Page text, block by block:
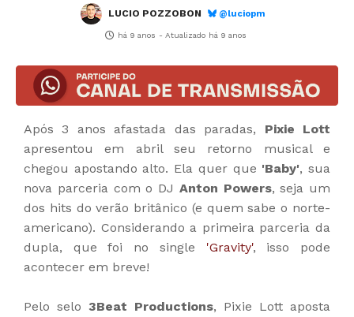
LUCIO POZZOBON @luciopm
há 9 anos - Atualizado há 9 anos
Após 3 anos afastada das paradas, Pixie Lott
apresentou em abril seu retorno musical e
chegou apostando alto. Ela quer que 'Baby', sua
nova parceria com o DJ Anton Powers, seja um
dos hits do verão britânico (e quem sabe o norte-
americano). Considerando a primeira parceria da
dupla, que foi no single 'Gravity', isso pode
acontecer em breve!
Pelo selo 3Beat Productions, Pixie Lott aposta